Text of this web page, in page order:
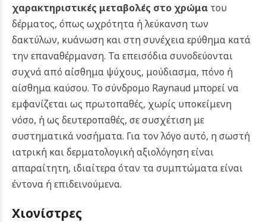
χαρακτηριστικές μεταβολές στο χρώμα του
δέρματος, όπως ωχρότητα ή λεύκανση των
δακτύλων, κυάνωση και στη συνέχεια ερύθημα κατά
την επαναθέρμανση. Τα επεισόδια συνοδεύονται
συχνά από αίσθημα ψύχους, μούδιασμα, πόνο ή
αίσθημα καύσου. Το σύνδρομο Raynaud μπορεί να
εμφανίζεται ως πρωτοπαθές, χωρίς υποκείμενη
νόσο, ή ως δευτεροπαθές, σε συσχέτιση με
συστηματικά νοσήματα. Για τον λόγο αυτό, η σωστή
ιατρική και δερματολογική αξιολόγηση είναι
απαραίτητη, ιδιαίτερα όταν τα συμπτώματα είναι
έντονα ή επιδεινούμενα.
Χιονίστρες